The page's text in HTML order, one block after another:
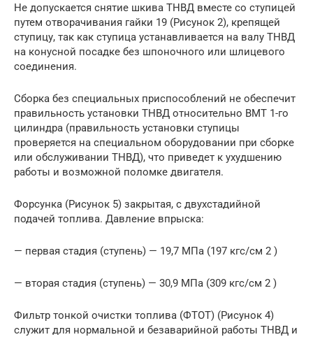
Не допускается снятие шкива ТНВД вместе со ступицей
путем отворачивания гайки 19 (Рисунок 2), крепящей
ступицу, так как ступица устанавливается на валу ТНВД
на конусной посадке без шпоночного или шлицевого
соединения.
Сборка без специальных приспособлений не обеспечит
правильность установки ТНВД относительно ВМТ 1-го
цилиндра (правильность установки ступицы
проверяется на специальном оборудовании при сборке
или обслуживании ТНВД), что приведет к ухудшению
работы и возможной поломке двигателя.
Форсунка (Рисунок 5) закрытая, с двухстадийной
подачей топлива. Давление впрыска:
— первая стадия (ступень) — 19,7 МПа (197 кгс/см 2 )
— вторая стадия (ступень) — 30,9 МПа (309 кгс/см 2 )
Фильтр тонкой очистки топлива (ФТОТ) (Рисунок 4)
служит для нормальной и безаварийной работы ТНВД и